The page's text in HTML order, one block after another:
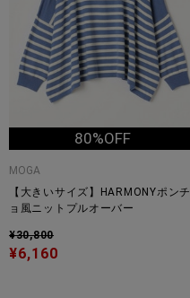
80%OFF
MOGA
【大きいサイズ】HARMONYポンチ
ョ風ニットプルオーバー
¥30,800
¥6,160